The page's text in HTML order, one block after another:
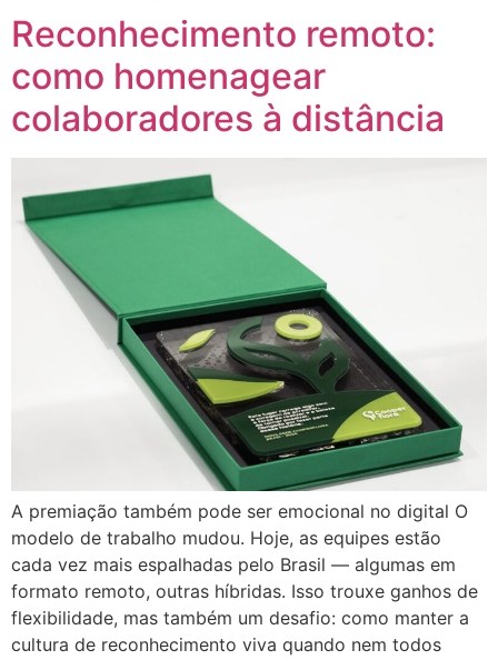
Reconhecimento remoto:
como homenagear
colaboradores à distância
A premiação também pode ser emocional no digital O
modelo de trabalho mudou. Hoje, as equipes estão
cada vez mais espalhadas pelo Brasil — algumas em
formato remoto, outras híbridas. Isso trouxe ganhos de
flexibilidade, mas também um desafio: como manter a
cultura de reconhecimento viva quando nem todos